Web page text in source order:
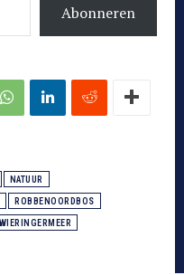
Abonneren
NATUUR
ROBBENOORDBOS
WIERINGERMEER